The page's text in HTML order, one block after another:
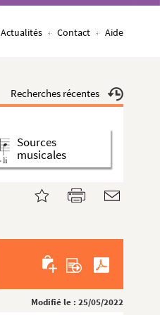
Actualités Contact Aide
Recherches récentes
Sources
musicales
Modifié le : 25/05/2022